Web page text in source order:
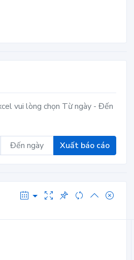
vui lòng chọn Từ ngày - Đến
Xuất báo cáo